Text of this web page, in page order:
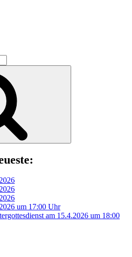
um 17:00 Uhr
am 15.4.2026 um 18:00